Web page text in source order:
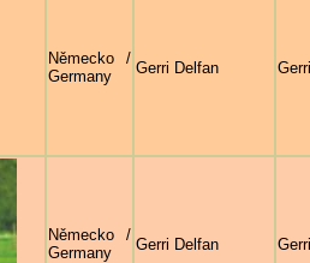
Německo /
Germany
Gerri Delfan
Německo /
Germany
Gerri Delfan